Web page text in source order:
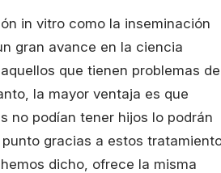
in vitro como la inseminación
gran avance en la ciencia
que tienen problemas de
la mayor ventaja es que
no podían tener hijos lo podrán
gracias a estos
dicho, ofrece la misma